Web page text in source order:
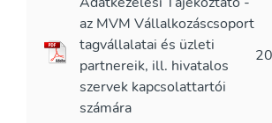
az MVM Vállalkozáscsoport
tagvállalatai és üzleti
partnereik, ill. hivatalos
szervek kapcsolattartói
számára